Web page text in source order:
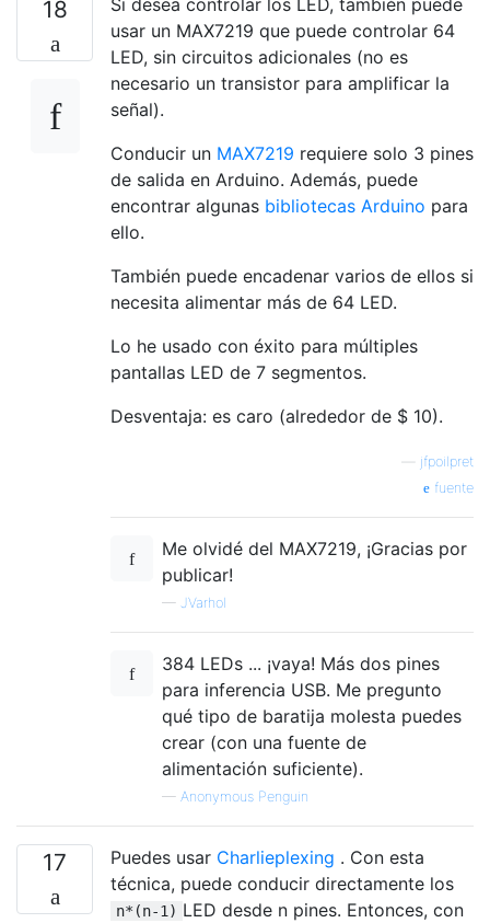
18
usar un MAX7219 que puede controlar 64
LED, sin circuitos adicionales (no es
necesario un transistor para amplificar la
señal).
Conducir un MAX7219 requiere solo 3 pines
de salida en Arduino. Además, puede
encontrar algunas bibliotecas Arduino para
ello.
También puede encadenar varios de ellos si
necesita alimentar más de 64 LED.
Lo he usado con éxito para múltiples
pantallas LED de 7 segmentos.
Desventaja: es caro (alrededor de $ 10).
jfpoilpret
fuente
Me olvidé del MAX7219, ¡Gracias por
publicar!
— JVarhol
384 LEDs ... ¡vaya! Más dos pines
para inferencia USB. Me pregunto
qué tipo de baratija molesta puedes
crear (con una fuente de
alimentación suficiente).
— Anonymous Penguin
17 Puedes usar Charlieplexing . Con esta
técnica, puede conducir directamente los
n*(n-1) LED desde n pines. Entonces, con